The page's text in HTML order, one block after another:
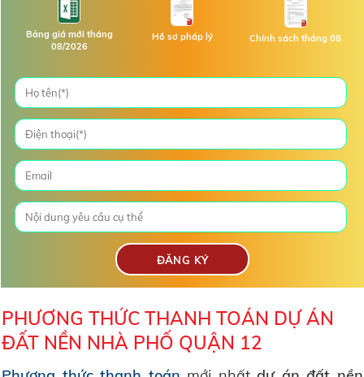
Bảng giá mới tháng
08/2026
Hồ sơ pháp lý Chính sách tháng 08
PHƯƠNG THỨC THANH TOÁN DỰ ÁN
ĐẤT NỀN NHÀ PHỐ QUẬN 12